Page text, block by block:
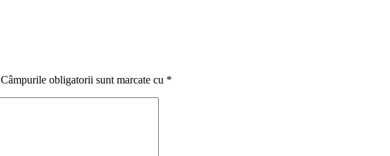
Câmpurile obligatorii sunt marcate cu *